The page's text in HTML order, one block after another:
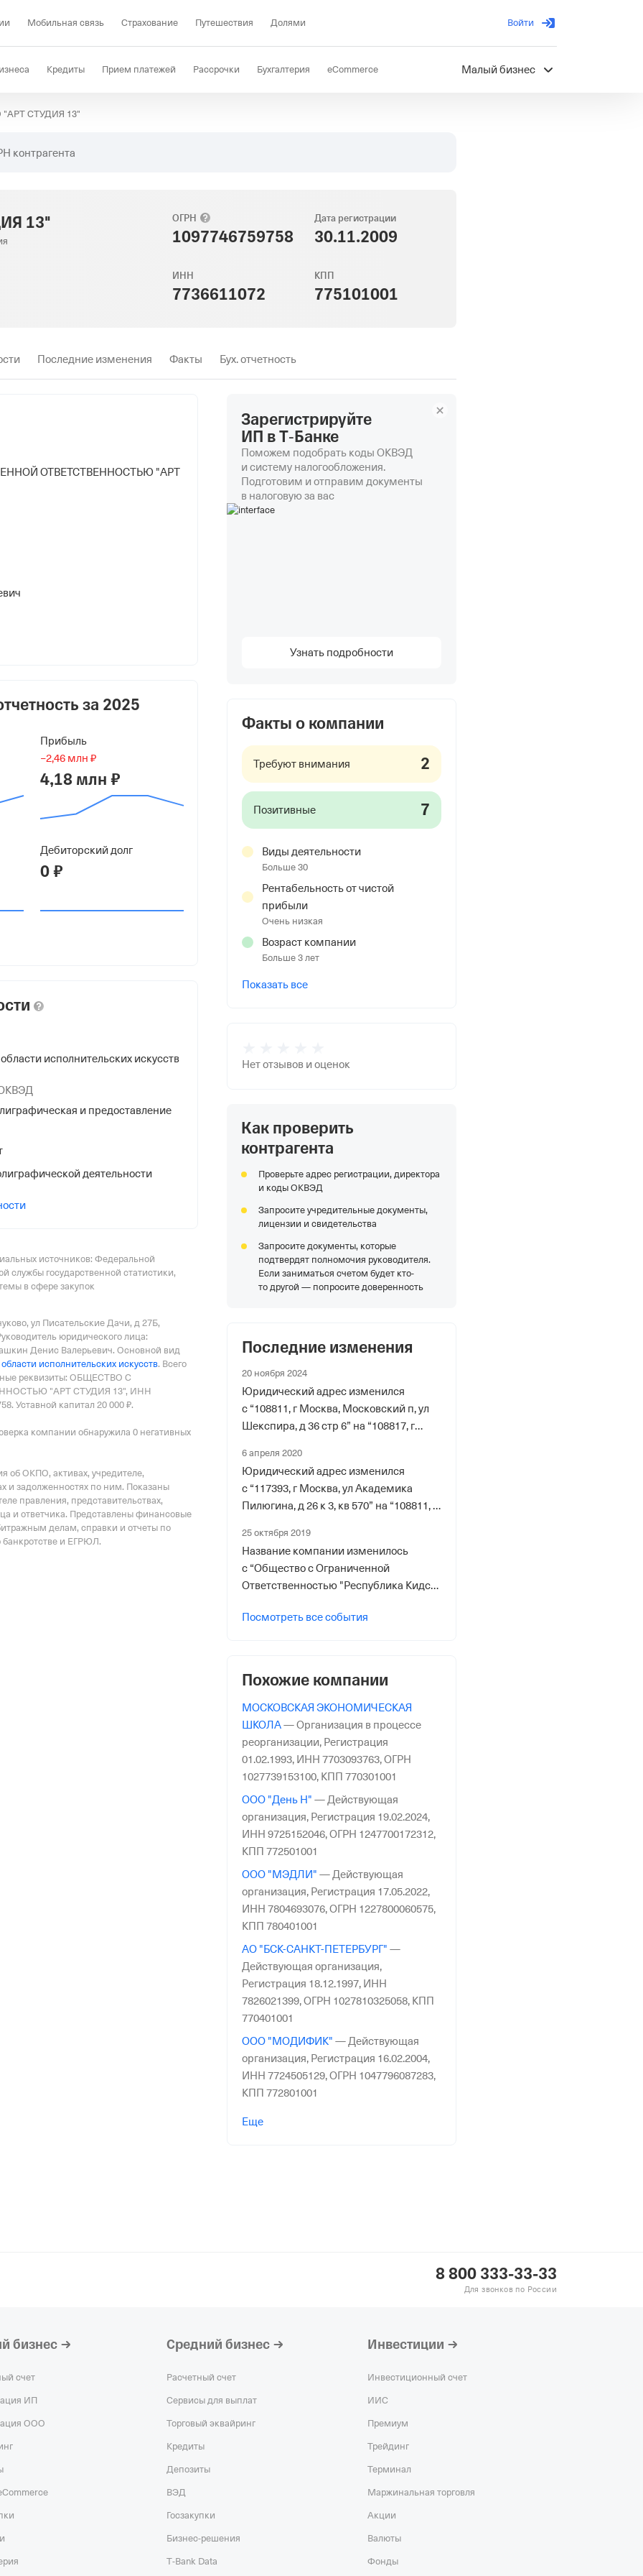
Мобильная связь Страхование Путешествия Долями Войти
Кредиты Прием платежей Рассрочки Бухгалтерия eCommerce
Депозиты КЭДО
Малый бизнес
СТУДИЯ 13"
контрагента
13" ОГРН
1097746759758
Дата регистрации
30.11.2009
ИНН
7736611072
КПП
775101001
Последние изменения Факты Бух. отчетность
ОТВЕТСТВЕННОСТЬЮ "АРТ
фонды
в ПФР
органа
и Социального Страхования
гор. Москве и Московской обл.
за 2025
Прибыль
−2,46 млн ₽
4,18 млн ₽
Дебиторский долг
0 ₽
исполнительских искусств
и предоставление
деятельности
источников: Федеральной
службы государственной статистики,
в сфере закупок
ул Писательские Дачи, д 27Б,
юридического лица:
Денис Валерьевич. Основной вид
исполнительских искусств. Всего
реквизиты: ОБЩЕСТВО С
"АРТ СТУДИЯ 13", ИНН
Уставной капитал 20 000 ₽.
компании обнаружила 0 негативных
об ОКПО, активах, учредителе,
и задолженностях по ним. Показаны
правления, представительствах,
и ответчика. Представлены финансовые
делам, справки и отчеты по
банкротстве и ЕГРЮЛ.
Зарегистрируйте
ИП в Т‑Банке
Поможем подобрать коды ОКВЭД
и систему налогообложения.
Подготовим и отправим документы
в налоговую за вас
Узнать подробности
Факты о компании
Требуют внимания 2
Позитивные 7
Виды деятельности
Больше 30
Рентабельность от чистой
прибыли
Очень низкая
Возраст компании
Больше 3 лет
Показать все
Нет отзывов и оценок
Как проверить
контрагента
Проверьте адрес регистрации, директора
и коды ОКВЭД
Запросите учредительные документы,
лицензии и свидетельства
Запросите документы, которые
подтвердят полномочия руководителя.
Если заниматься счетом будет кто-
то другой — попросите доверенность
Последние изменения
20 ноября 2024
Юридический адрес изменился
с “108811, г Москва, Московский п, ул
Шекспира, д 36 стр 6” на “108817, г
Дачи, д 27Б”
6 апреля 2020
Юридический адрес изменился
с “117393, г Москва, ул Академика
Пилюгина, д 26 к 3, кв 570” на “108811, г
36 стр 6”
25 октября 2019
Название компании изменилось
с “Общество с Ограниченной
Ответственностью "Республика Кидс"”
Ответственностью "Арт Студия 13"”
Посмотреть все события
Похожие компании
МОСКОВСКАЯ ЭКОНОМИЧЕСКАЯ
ШКОЛА—Организация в процессе
реорганизации, Регистрация
01.02.1993, ИНН 7703093763,ОГРН
1027739153100, КПП 770301001
ООО "День Н" — Действующая
организация, Регистрация 19.02.2024,
ИНН 9725152046,ОГРН 1247700172312,
КПП 772501001
ООО "МЭДЛИ" — Действующая
организация, Регистрация 17.05.2022,
ИНН 7804693076,ОГРН 1227800060575,
КПП 780401001
АО "БСК-САНКТ-ПЕТЕРБУРГ" —
Действующая организация,
Регистрация 18.12.1997, ИНН
7826021399,ОГРН 1027810325058, КПП
770401001
ООО "МОДИФИК" — Действующая
организация, Регистрация 16.02.2004,
ИНН 7724505129,ОГРН 1047796087283,
КПП 772801001
ООО "КЕЙТ-ПРО"
ООО "БРЕНДНЬЮ"
Действующая
ОГРН 1027739129021,
Регистрация 21.02.2022,
ОГРН 1227700091244,
Еще
8 800 333-33-33
Для звонков по России
бизнес
счет
ИП
ООО
Средний бизнес
Расчетный счет
Сервисы для выплат
Торговый эквайринг
Кредиты
Депозиты
ВЭД
Госзакупки
Бизнес-решения
T‑Bank Data
Инвестиции
Инвестиционный счет
ИИС
Премиум
Трейдинг
Терминал
Маржинальная торговля
Акции
Валюты
Фонды